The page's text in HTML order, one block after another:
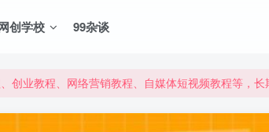
创学校 99杂谈
创业教程、网络营销教程、自媒体短视频教程等，